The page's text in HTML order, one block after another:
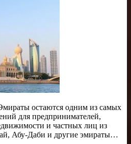
остаются одним из самых
для предпринимателей,
и частных лиц из
Абу-Даби и другие эмираты…